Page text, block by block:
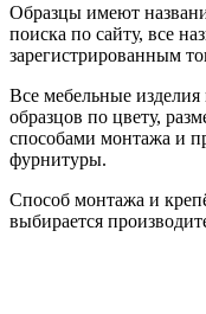
Образцы имеют
поиска по сайту, все
зарегистрированным
Все мебельные изделия
образцов по цвету,
способами монтажа и
фурнитуры.
Способ монтажа и
выбирается